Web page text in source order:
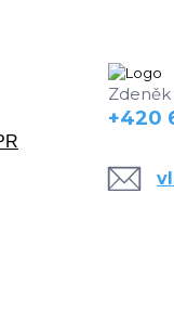
Zdeněk
+420